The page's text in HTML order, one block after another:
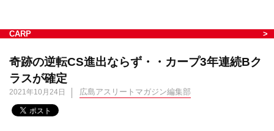
CARP
奇跡の逆転CS進出ならず・・カープ3年連続Bク
ラスが確定
2021年10月24日 広島アスリートマガジン編集部